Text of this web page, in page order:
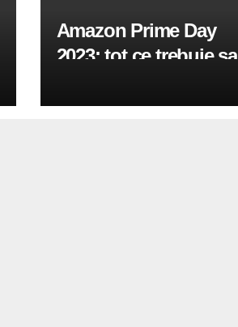
Amazon Prime Day
2023: tot ce trebuie sa
evenimentul